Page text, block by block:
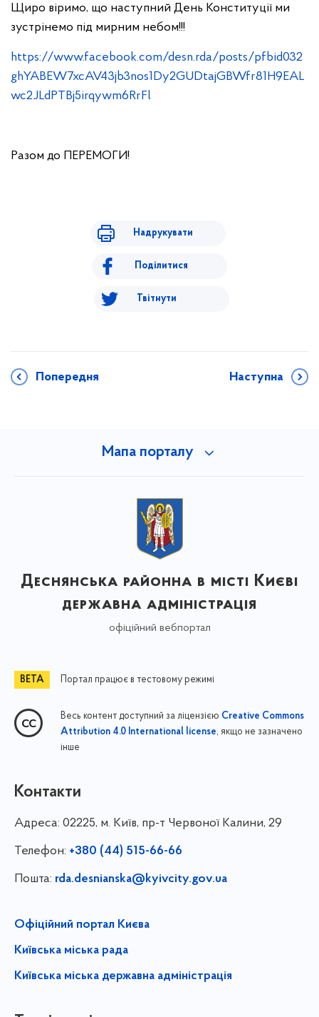
Щиро віримо, що наступний День Конституції ми
зустрінемо під мирним небом!!!
https://www.facebook.com/desn.rda/posts/pfbid032
ghYABEW7xcAV43jb3nos1Dy2GUDtajGBWfr81H9EAL
wc2JLdPTBj5irqywm6RrFl
Разом до ПЕРЕМОГИ!
Надрукувати
Поділитися
Твітнути
Попередня Наступна
Мапа порталу
Деснянська районна в місті Києві
державна адміністрація
офіційний вебпортал
Портал працює в тестовому режимі
Весь контент доступний за ліцензією Creative Commons
Attribution 4.0 International license, якщо не зазначено
інше
Контакти
Адреса: 02225, м. Київ, пр-т Червоної Калини, 29
Телефон: +380 (44) 515-66-66
Пошта: rda.desnianska@kyivcity.gov.ua
Офіційний портал Києва
Київська міська рада
Київська міська державна адміністрація